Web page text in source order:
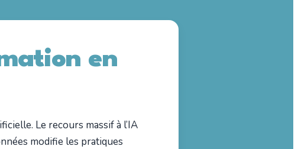
en
Le recours massif à l’IA
modifie les pratiques